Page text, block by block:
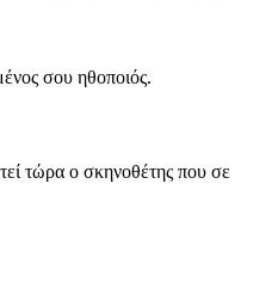
σου ηθοποιός.
τώρα ο σκηνοθέτης που σε